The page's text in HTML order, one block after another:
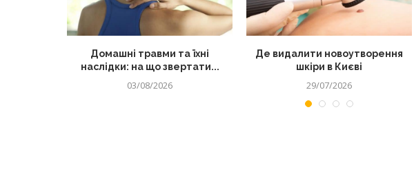
Домашні травми та їхні
наслідки: на що звертати...
03/08/2026
Де видалити новоутворення
шкіри в Києві
29/07/2026